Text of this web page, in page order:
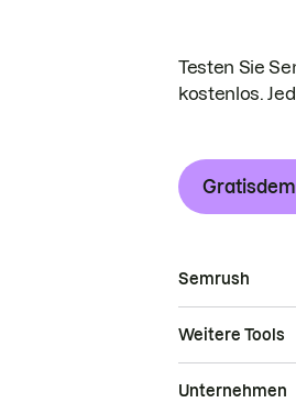
Testen Sie
kostenlos.
Semrush
Weitere Tools
Unternehmen